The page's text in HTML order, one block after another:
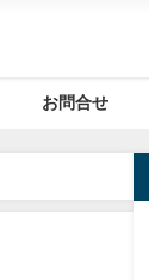
お問合せ